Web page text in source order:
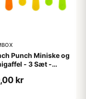
Punch Miniske og
- 3 Sæt -
kr